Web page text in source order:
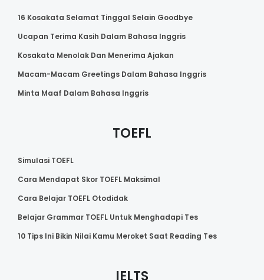
16 Kosakata Selamat Tinggal Selain Goodbye
Ucapan Terima Kasih Dalam Bahasa Inggris
Kosakata Menolak Dan Menerima Ajakan
Macam-Macam Greetings Dalam Bahasa Inggris
Minta Maaf Dalam Bahasa Inggris
TOEFL
Simulasi TOEFL
Cara Mendapat Skor TOEFL Maksimal
Cara Belajar TOEFL Otodidak
Belajar Grammar TOEFL Untuk Menghadapi Tes
10 Tips Ini Bikin Nilai Kamu Meroket Saat Reading Tes
IELTS